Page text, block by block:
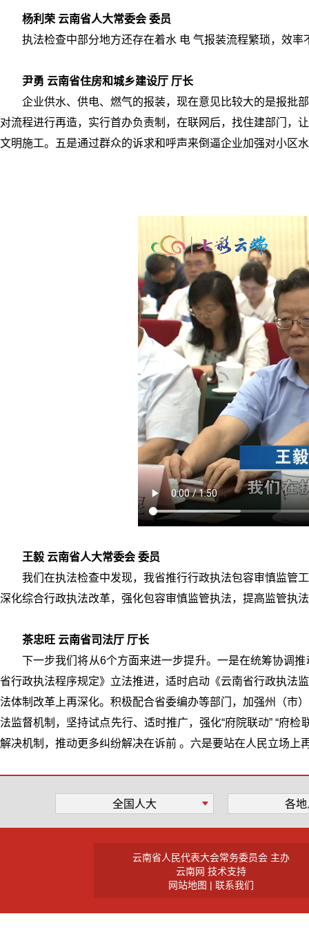
杨利荣 云南省人大常委会 委员
执法检查中部分地方还存在着水 电 气报装流程繁琐，效
尹勇 云南省住房和城乡建设厅 厅长
企业供水、供电、燃气的报装，现在意见比较大的是报批
对流程进行再造，实行首办负责制，在联网后，找住建部门，
文明施工。五是通过群众的诉求和呼声来倒逼企业加强对小区
王毅 云南省人大常委会 委员
我们在执法检查中发现，我省推行行政执法包容审慎监管
深化综合行政执法改革，强化包容审慎监管执法，提高监管执
茶忠旺 云南省司法厅 厅长
下一步我们将从6个方面来进一步提升。一是在统筹协调
省行政执法程序规定》立法推进，适时启动《云南省行政执法
法体制改革上再深化。积极配合省委编办等部门，加强州（市
法监督机制，坚持试点先行、适时推广，强化“府院联动” “府
解决机制，推动更多纠纷解决在诉前 。六是要站在人民立场上
全国人大 各
云南省人民代表大会常务委员会 主办
云南网 技术支持
网站地图 | 联系我们